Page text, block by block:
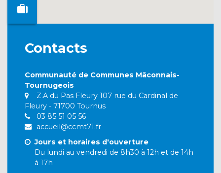
Contacts
Communauté de Communes Mâconnais-
Tournugeois
Z.A du Pas Fleury 107 rue du Cardinal de
Fleury - 71700 Tournus
03 85 51 05 56
accueil@ccmt71.fr
Jours et horaires d'ouverture
Du lundi au vendredi de 8h30 à 12h et de 14h
à 17h